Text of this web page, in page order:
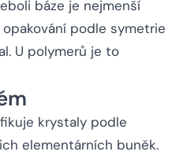
báze je nejmenší
podle symetrie
U polymerů je to
krystaly podle
elementárních buněk.